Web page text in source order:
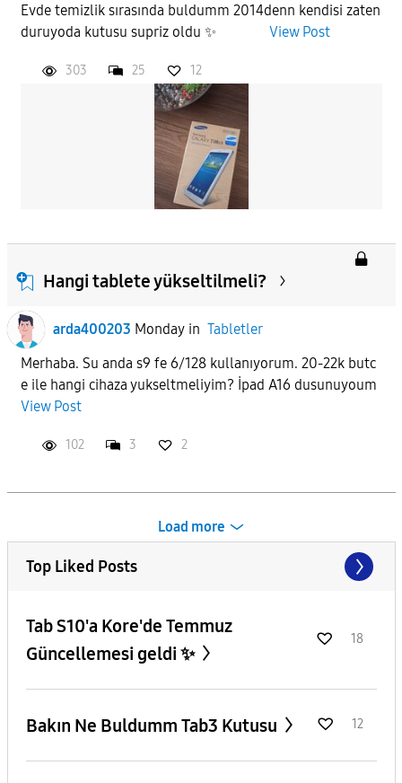
Evde temizlik sırasında buldumm 2014denn kendisi zaten
duruyoda kutusu supriz oldu ✨️ View Post
303 25 12
Hangi tablete yükseltilmeli?
arda400203 Mondayin Tabletler
Merhaba. Su anda s9 fe 6/128 kullanıyorum. 20-22k butc
e ile hangi cihaza yukseltmeliyim? İpad A16 dusunuyoum
View Post
102 3 2
Load more
Top Liked Posts
Tab S10'a Kore'de Temmuz
Güncellemesi geldi ✨️
18
Bakın Ne Buldumm Tab3 Kutusu 12